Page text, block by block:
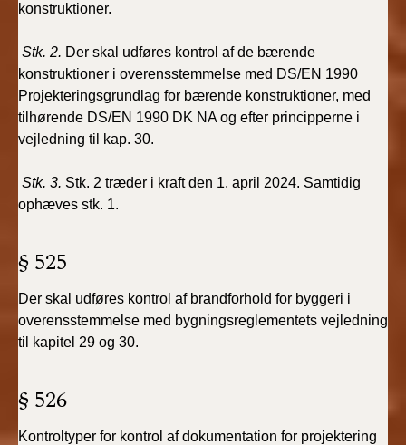
konstruktioner.
Stk. 2. Der skal udføres kontrol af de bærende
konstruktioner i overensstemmelse med DS/EN 1990
Projekteringsgrundlag for bærende konstruktioner, med
tilhørende DS/EN 1990 DK NA og efter principperne i
vejledning til kap. 30.
Stk. 3. Stk. 2 træder i kraft den 1. april 2024. Samtidig
ophæves stk. 1.
§ 525
Der skal udføres kontrol af brandforhold for byggeri i
overensstemmelse med bygningsreglementets vejledning
til kapitel 29 og 30.
§ 526
Kontroltyper for kontrol af dokumentation for projektering